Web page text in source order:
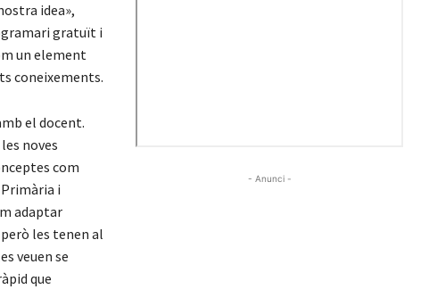
idea»,
gratuït i
un element
coneixements.
el docent.
noves
com
i
adaptar
les tenen al
veuen se
que
- Anunci -